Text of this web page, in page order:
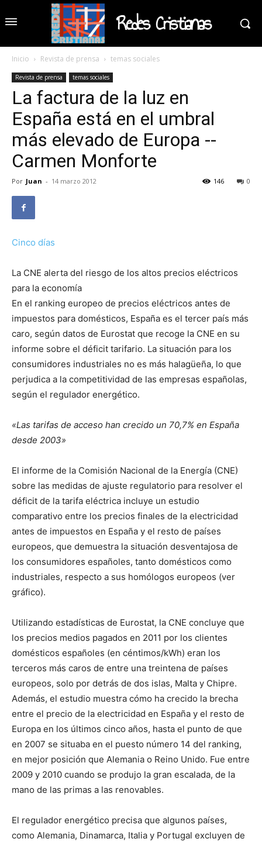
Redes Cristianas
Inicio Revista de prensa temas sociales
Revista de prensa temas sociales
La factura de la luz en
España está en el umbral
más elevado de Europa --
Carmen Monforte
Por Juan - 14 marzo 2012 0
146
Cinco días
La CNE alerta del riesgo de los altos precios eléctricos
para la economía
En el ranking europeo de precios eléctricos antes de
impuestos para domésticos, España es el tercer país más
caro, según datos de Eurostat que recoge la CNE en su
informe sobre el déficit tarifario. La situación para los
consumidores industriales no es más halagüeña, lo que
perjudica a la competitividad de las empresas españolas,
según el regulador energético.
«Las tarifas de acceso han crecido un 70,7% en España
desde 2003»
El informe de la Comisión Nacional de la Energía (CNE)
sobre las medidas de ajuste regulatorio para resolver el
déficit de la tarifa eléctrica incluye un estudio
comparativo entre los precios finales de la electricidad
antes de impuestos en España y el resto de países
europeos, que demuestra la situación desventajosa de
los consumidores españoles, tanto domésticos como
industriales, respecto a sus homólogos europeos (ver
gráfico).
Utilizando estadísticas de Eurostat, la CNE concluye que
los precios medios pagados en 2011 por los clientes
domésticos españoles (en céntimos/kWh) eran los
terceros más caros de entre una treintena de países
europeos, solo por detrás de dos islas, Malta y Chipre.
Además, el estudio muestra cómo ha crecido la brecha
entre el precio de la electricidad en España y el resto de
Europa en los últimos cinco años, hasta el punto de que
en 2007 se situaba en el puesto número 14 del ranking,
en mejor posición que Alemania o Reino Unido. Fue entre
2009 y 2010 cuando se produjo la gran escalada, de la
mano de las primas a las renovables.
El regulador energético precisa que algunos países,
como Alemania, Dinamarca, Italia y Portugal excluyen de